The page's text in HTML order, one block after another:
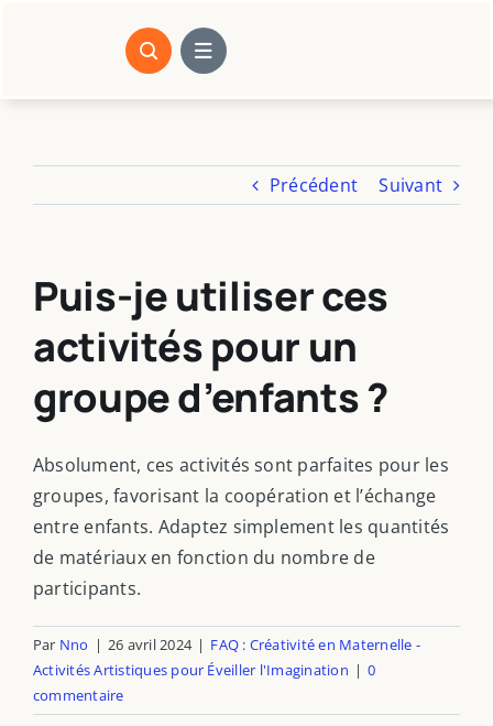
Précédent Suivant
Puis-je utiliser ces
activités pour un
groupe d’enfants ?
Absolument, ces activités sont parfaites pour les
groupes, favorisant la coopération et l’échange
entre enfants. Adaptez simplement les quantités
de matériaux en fonction du nombre de
participants.
Par Nno | 26 avril 2024 | FAQ : Créativité en Maternelle -
Activités Artistiques pour Éveiller l'Imagination | 0
commentaire